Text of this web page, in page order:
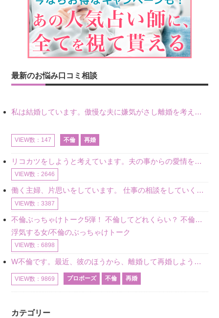
最新のお悩み口コミ相談
私は結婚しています。傲慢な夫に嫌気がさし離婚を考えていたときに、彼と出会いました。彼には恋人がいましたが、話をするうちに、夫とのことを相談するようにな
VIEW数：147 不倫 再婚
リコカツをしようと考えています。夫の事からの愛情を全く感じません。子供がいるので、子供が成長するまではと我慢しています。 まず、お金が必要だと考え、仕事の量も増やしました。ところが、夫は働かず、結局は
VIEW数：2646
働く主婦、片思いをしています。 仕事の相談をしていくうちに、彼のことを好きになりました。私には夫も子供もいます。不倫をしているわけでもなく、もちろん、この気持ちは誰にも話していません。 ラインをする関
VIEW数：3387
不倫ぶっちゃけトーク5弾！ 不倫してどれくらい？ 不倫のあれこれを、なんでもどうぞ♪♪
浮気する女/不倫のぶっちゃけトーク
VIEW数：6898
W不倫です。最近、彼のほうから、離婚して再婚しよう、と言ってきました。ハッキリいうと、そこまでは考えていませんでした。彼を好きな気持ちはあるし、彼なしの生活は考えられません。だけど、離婚して再婚すると
VIEW数：9869 プロポーズ 不倫 再婚
カテゴリー